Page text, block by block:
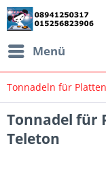
Menü
Tonnadeln für
Tonnadel für
Teleton